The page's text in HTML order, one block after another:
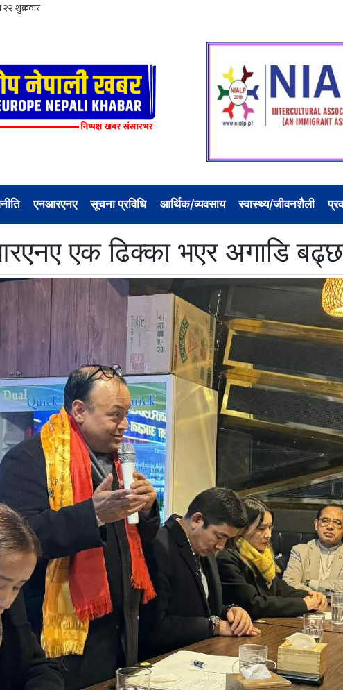
एनआरएनए सूचना प्रविधि आर्थिक/व्यवसाय स्वास्थ्य/जीवनशैली
एक ढिक्का भएर अगाडि बढ्छ :